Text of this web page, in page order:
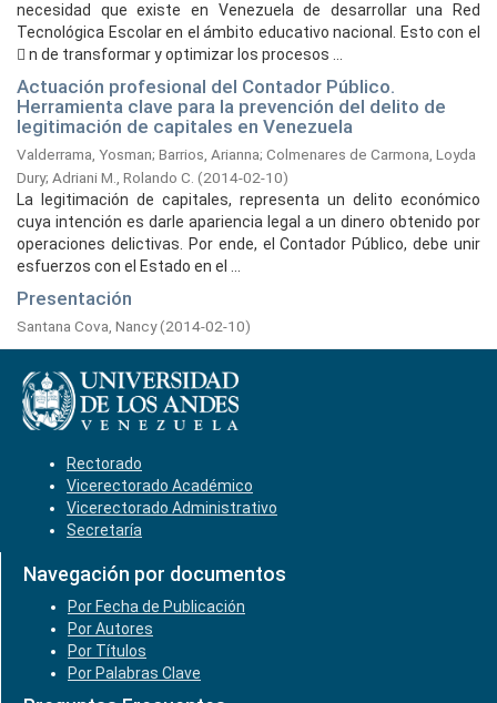
necesidad que existe en Venezuela de desarrollar una Red
Tecnológica Escolar en el ámbito educativo nacional. Esto con el
 n de transformar y optimizar los procesos ...
Actuación profesional del Contador Público.
Herramienta clave para la prevención del delito de
legitimación de capitales en Venezuela
Valderrama, Yosman; Barrios, Arianna; Colmenares de Carmona, Loyda
Dury; Adriani M., Rolando C. (2014-02-10)
La legitimación de capitales, representa un delito económico
cuya intención es darle apariencia legal a un dinero obtenido por
operaciones delictivas. Por ende, el Contador Público, debe unir
esfuerzos con el Estado en el ...
Presentación
Santana Cova, Nancy(2014-02-10)
Rectorado
Vicerectorado Académico
Vicerectorado Administrativo
Secretaría
Navegación por documentos
Por Fecha de Publicación
Por Autores
Por Títulos
Por Palabras Clave